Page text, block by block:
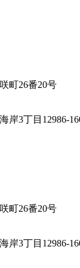
町26番20号
岸3丁目12986-
町26番20号
岸3丁目12986-